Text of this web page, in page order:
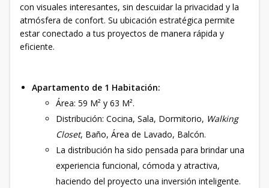
con visuales interesantes, sin descuidar la privacidad y la
atmósfera de confort. Su ubicación estratégica permite
estar conectado a tus proyectos de manera rápida y
eficiente.
Apartamento de 1 Habitación:
Área: 59 M² y 63 M².
Distribución: Cocina, Sala, Dormitorio, Walking
Closet, Baño, Área de Lavado, Balcón.
La distribución ha sido pensada para brindar una
experiencia funcional, cómoda y atractiva,
haciendo del proyecto una inversión inteligente.